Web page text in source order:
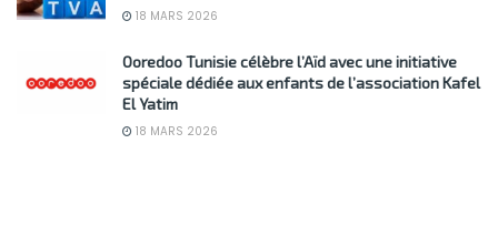
18 MARS 2026
Ooredoo Tunisie célèbre l’Aïd avec une initiative
spéciale dédiée aux enfants de l’association Kafel
El Yatim
18 MARS 2026